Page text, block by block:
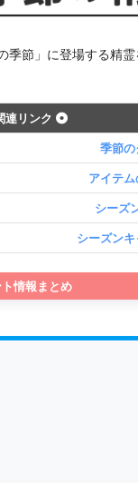
季節」に登場する精
リンク
季節の
アイテ
シーズ
シーズン
情報まとめ